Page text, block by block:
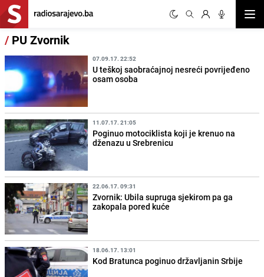
/ PU Zvornik
07.09.17. 22:52
U teškoj saobraćajnoj nesreći povrijeđeno
osam osoba
11.07.17. 21:05
Poginuo motociklista koji je krenuo na
dženazu u Srebrenicu
22.06.17. 09:31
Zvornik: Ubila supruga sjekirom pa ga
zakopala pored kuće
18.06.17. 13:01
Kod Bratunca poginuo državljanin Srbije